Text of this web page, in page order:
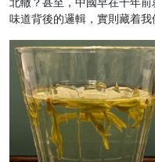
味道背後的邏輯，實則藏着我